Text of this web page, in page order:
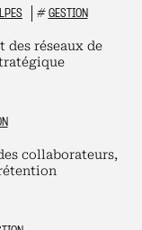
# GESTION
des réseaux de
collaborateurs,